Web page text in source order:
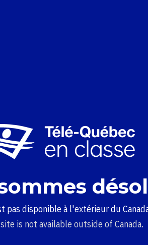
pas disponible à l'extérieur du
is not available outside of Canada.